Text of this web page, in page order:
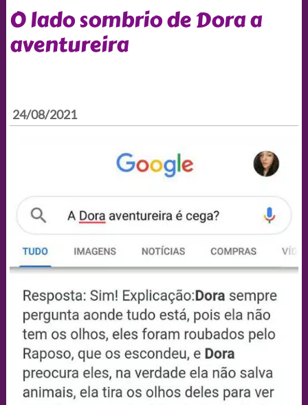
O lado sombrio de Dora a
aventureira
24/08/2021